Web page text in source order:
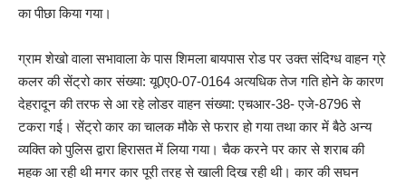
का पीछा किया गया।
ग्राम शेखो वाला सभावाला के पास शिमला बायपास रोड पर उक्त संदिग्ध वाहन ग्रे
कलर की सेंट्रो कार संख्या: यू0ए0-07-0164 अत्यधिक तेज गति होने के कारण
देहरादून की तरफ से आ रहे लोडर वाहन संख्या: एचआर-38- एजे-8796 से
टकरा गई। सेंट्रो कार का चालक मौके से फरार हो गया तथा कार में बैठे अन्य
व्यक्ति को पुलिस द्वारा हिरासत में लिया गया। चैक करने पर कार से शराब की
महक आ रही थी मगर कार पूरी तरह से खाली दिख रही थी। कार की सघन